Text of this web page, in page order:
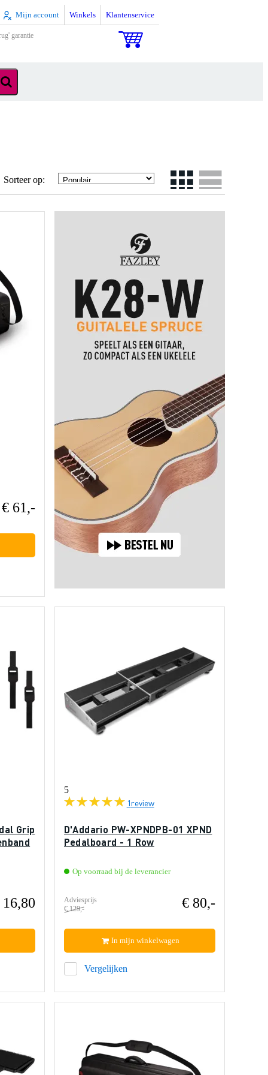
Mijn account Winkels Klantenservice
garantie
Sorteer op:
€ 61,-
Grip
16,80
5
1review
D'Addario PW-XPNDPB-01 XPND
Pedalboard - 1 Row
Op voorraad bij de leverancier
Adviesprijs
€ 129,-
€ 80,-
Vergelijken
In mijn winkelwagen